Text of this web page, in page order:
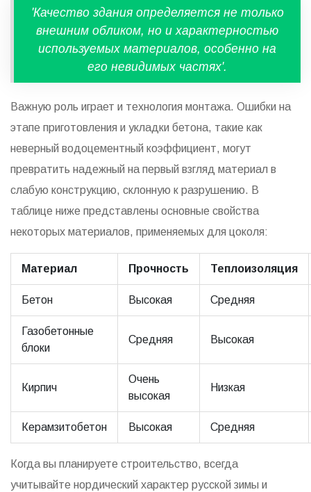
'Качество здания определяется не только
внешним обликом, но и характерностью
используемых материалов, особенно на
его невидимых частях'.
Важную роль играет и технология монтажа. Ошибки на
этапе приготовления и укладки бетона, такие как
неверный водоцементный коэффициент, могут
превратить надежный на первый взгляд материал в
слабую конструкцию, склонную к разрушению. В
таблице ниже представлены основные свойства
некоторых материалов, применяемых для цоколя:
Материал Прочность Теплоизоляция
Бетон Высокая Средняя
Газобетонные
блоки
Средняя Высокая
Кирпич
Очень
высокая
Низкая
Керамзитобетон Высокая Средняя
Когда вы планируете строительство, всегда
учитывайте нордический характер русской зимы и